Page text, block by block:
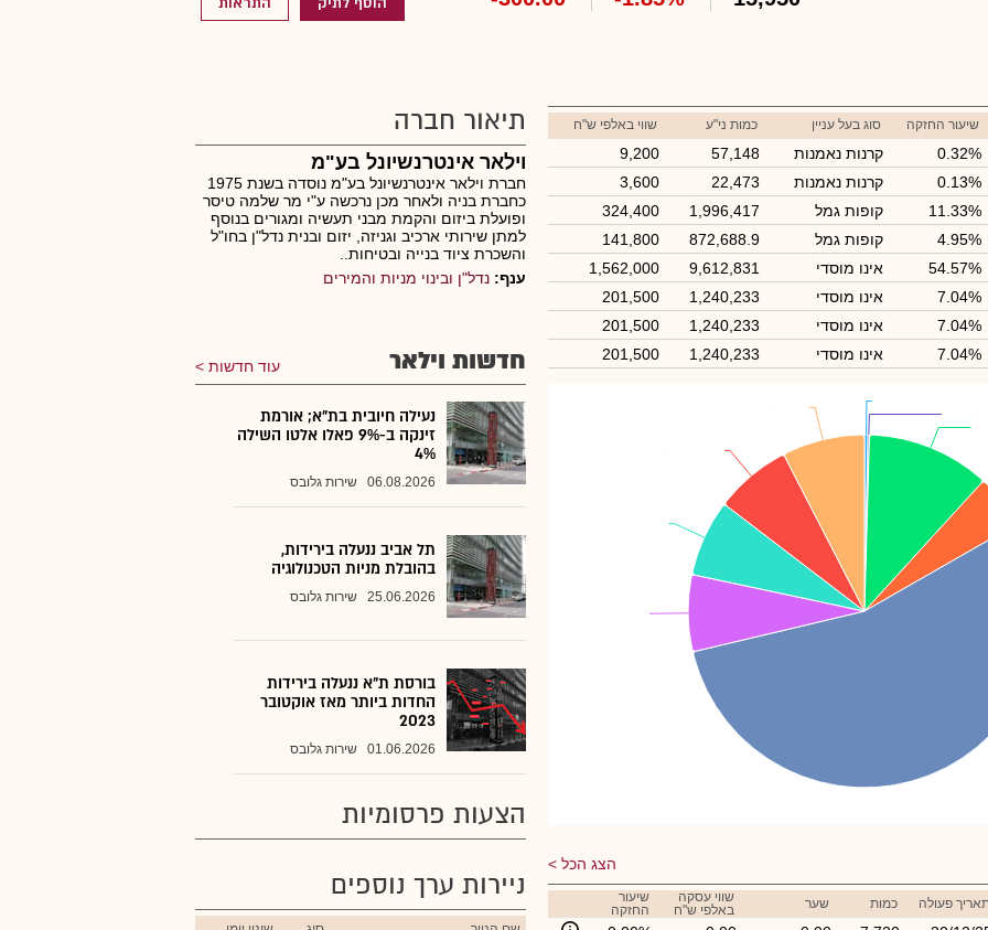
שיעור החזקה סוג בעל עניין כמות ני"ע שווי באלפי ש"ח
0.32% קרנות נאמנות 57,148
9,200
0.13% קרנות נאמנות 22,473
3,600
11.33% קופות גמל 1,996,417
324,400
4.95% קופות גמל 872,688.9
141,800
54.57% אינו מוסדי 9,612,831
1,562,000
7.04% אינו מוסדי 1,240,233
201,500
7.04% אינו מוסדי 1,240,233
201,500
7.04% אינו מוסדי 1,240,233
201,500
הצג הכל
פעולה כמות שער
שווי עסקה
באלפי ש"ח
שיעור
החזקה
תיאור חברה
וילאר אינטרנשיונל בע"מ
חברת וילאר אינטרנשיונל בע"מ נוסדה בשנת 1975
כחברת בניה ולאחר מכן נרכשה ע"י מר שלמה טיסר
ופועלת ביזום והקמת מבני תעשיה ומגורים בנוסף
למתן שירותי ארכיב וגניזה, יזום ובנית נדל"ן בחו"ל
והשכרת ציוד בנייה ובטיחות..
ענף: נדל"ן ובינוי מניות והמירים
חדשות וילאר עוד חדשות
נעילה חיובית בת"א; אורמת
זינקה ב-9% פאלו אלטו השילה
4%
06.08.2026 שירות גלובס
תל אביב ננעלה בירידות,
בהובלת מניות הטכנולוגיה
25.06.2026 שירות גלובס
בורסת ת"א ננעלה בירידות
החדות ביותר מאז אוקטובר
2023
01.06.2026 שירות גלובס
הצעות פרסומיות
ניירות ערך נוספים